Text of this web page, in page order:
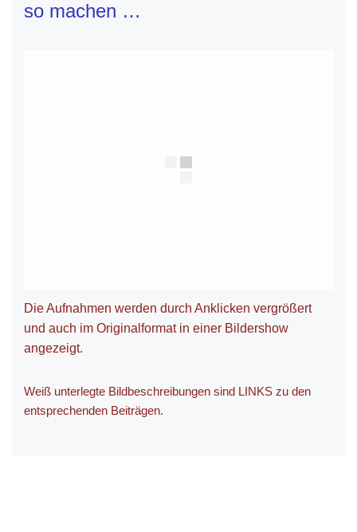
so machen …
Die Aufnahmen werden durch Anklicken vergrößert
und auch im Originalformat in einer Bildershow
angezeigt.
Weiß unterlegte Bildbeschreibungen sind LINKS zu den
entsprechenden Beiträgen.